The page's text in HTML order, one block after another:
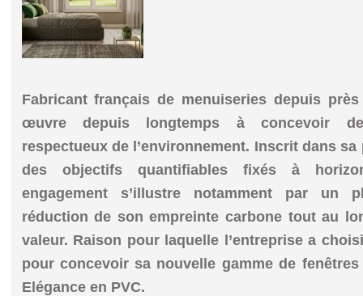
Fabricant français de menuiseries depuis
œuvre depuis longtemps à concevoir
respectueux de l’environnement. Inscrit dans
des objectifs quantifiables fixés à
engagement s’illustre notamment par un
réduction de son empreinte carbone tout au
valeur. Raison pour laquelle l’entreprise a
pour concevoir sa nouvelle gamme de fenêtres
Elégance en PVC.